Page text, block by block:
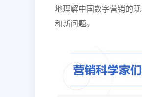
地理解中国数字营销的
和新问题。